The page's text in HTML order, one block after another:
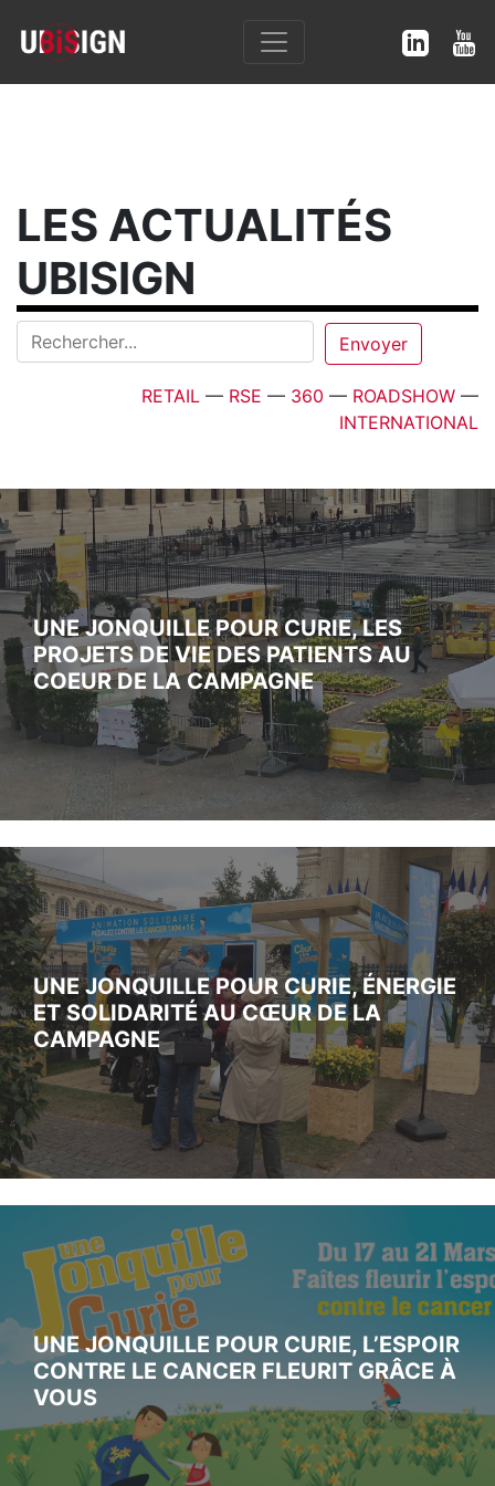
LES ACTUALITÉS
UBISIGN
RETAIL — RSE — 360 — ROADSHOW —
INTERNATIONAL
UNE JONQUILLE POUR CURIE, LES
PROJETS DE VIE DES PATIENTS AU
COEUR DE LA CAMPAGNE
UNE JONQUILLE POUR CURIE, ÉNERGIE
ET SOLIDARITÉ AU CŒUR DE LA
CAMPAGNE
UNE JONQUILLE POUR CURIE, L’ESPOIR
CONTRE LE CANCER FLEURIT GRÂCE À
VOUS